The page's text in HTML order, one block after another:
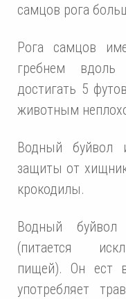
самцов рога
Рога самцов
гребнем вдоль
достигать 5
животным
Водный буйвол
защиты от
крокодилы.
Водный
(питается
пищей). Он ест
употребляет